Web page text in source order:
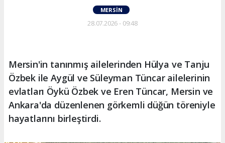
MERSIN
28.07.2026 - 09:48
Mersin'in tanınmış ailelerinden Hülya ve Tanju
Özbek ile Aygül ve Süleyman Tüncar ailelerinin
evlatları Öykü Özbek ve Eren Tüncar, Mersin ve
Ankara'da düzenlenen görkemli düğün töreniyle
hayatlarını birleştirdi.